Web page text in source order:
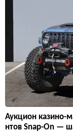
Аукцион казино-
нтов Snap-On —